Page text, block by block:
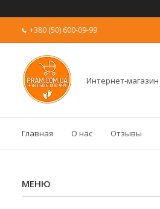
+380 (50) 600-09-99
Интернет-магазин
Главная О нас Отзывы